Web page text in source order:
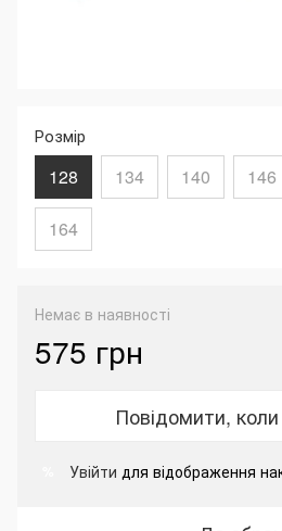
Розмір
128 134 140 146
164
Немає в наявності
575 грн
Повідомити,
Увійти для відображення